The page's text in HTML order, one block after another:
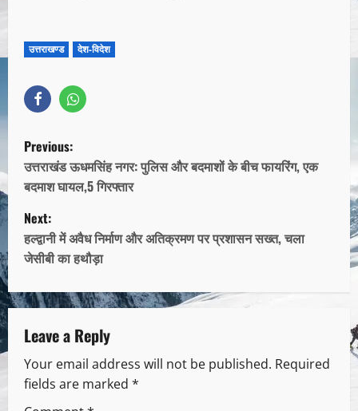
उत्तराखण्ड देश-विदेश
Previous:
उत्तराखंड ऊधमसिंह नगर: पुलिस और बदमाशों के बीच फायरिंग, एक
बदमाश घायल,5 गिरफ्तार
Next:
हल्द्वानी में अवैध निर्माण और अतिक्रमण पर प्रशासन सख्त, चला
जेसीबी का हथौड़ा
Leave a Reply
Your email address will not be published. Required
fields are marked *